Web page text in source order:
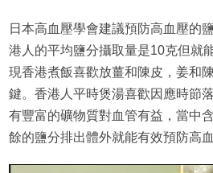
日本高血壓學會建議預防高血壓的
港人的平均鹽分攝取量是10克但就
現香港煮飯喜歡放薑和陳皮，姜和
鍵。香港人平時煲湯喜歡因應時節
有豐富的礦物質對血管有益，當中
餘的鹽分排出體外就能有效預防高血